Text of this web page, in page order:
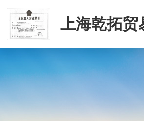
上海乾拓贸